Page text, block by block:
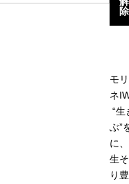
除
モ
ネ
“生
ぶ”
に
生
り